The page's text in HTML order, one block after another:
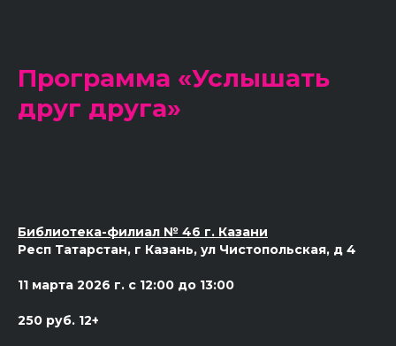
Программа «Услышать
друг друга»
Библиотека-филиал № 46 г. Казани
Респ Татарстан, г Казань, ул Чистопольская, д 4
11 марта 2026 г. с 12:00 до 13:00
250 руб. 12+